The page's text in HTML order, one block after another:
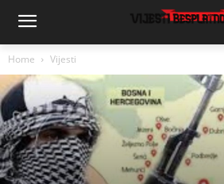
Home Vijesti